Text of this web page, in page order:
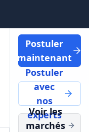
Postuler
maintenant
Postuler
avec
nos
experts
Voir les
marchés